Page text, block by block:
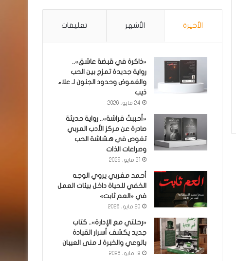
الأخيرة الأشهر تعليقات
«ذاكرة في قبضة عاشق»..
رواية جديدة تمزج بين الحب
والغموض وحدود الجنون لـ علاء
ذيب
24 مايو، 2026
«أحببتُ فراشة».. رواية حديثة
صادرة عن مركز الأدب العربي
تغوص في هشاشة الحب
وصراعات الذات
21 مايو، 2026
أحمد مغربي يروي الوجه
الخفي للحياة داخل بيئات العمل
في «العم ثابت»
20 مايو، 2026
«رحلتي مع الإدارة».. كتاب
جديد يكشف أسرار القيادة
بالوعي والخبرة لـ منى العيبان
19 مايو، 2026